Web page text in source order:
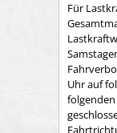
Für
Uhr auf